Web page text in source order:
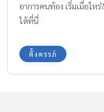
อาการคนท้อง เริ่มเมื่อไห
ได้ที่นี่
ตั้งครรภ์